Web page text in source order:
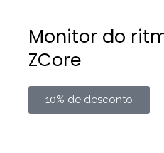
Monitor do
ZCore
10% de desconto